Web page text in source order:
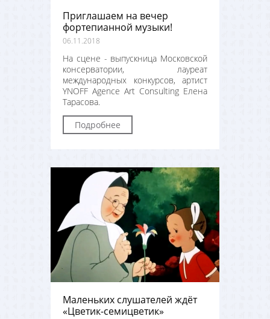
Приглашаем на вечер
фортепианной музыки!
06.11.2018
На сцене - выпускница Московской
консерватории, лауреат
международных конкурсов, артист
YNOFF Agence Art Consulting Елена
Тарасова.
Подробнее
Маленьких слушателей ждёт
«Цветик-семицветик»